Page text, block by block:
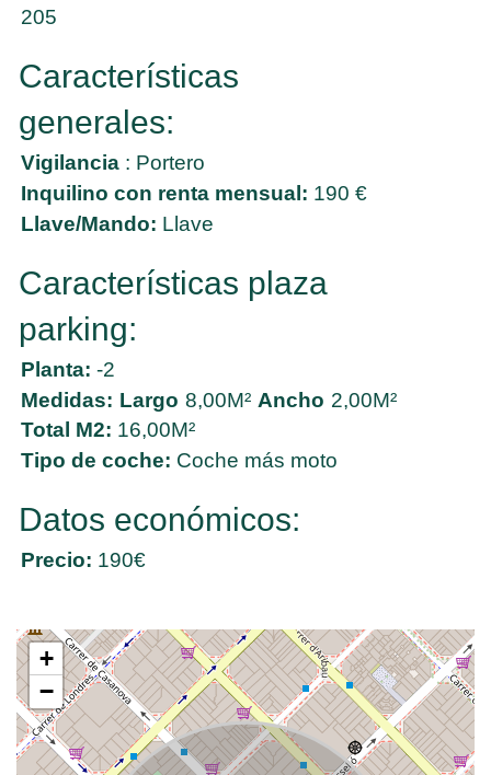
205
Características
generales:
Vigilancia : Portero
Inquilino con renta mensual: 190 €
Llave/Mando: Llave
Características plaza
parking:
Planta: -2
Medidas: Largo 8,00M² Ancho 2,00M²
Total M2: 16,00M²
Tipo de coche: Coche más moto
Datos económicos:
Precio: 190€
+
−